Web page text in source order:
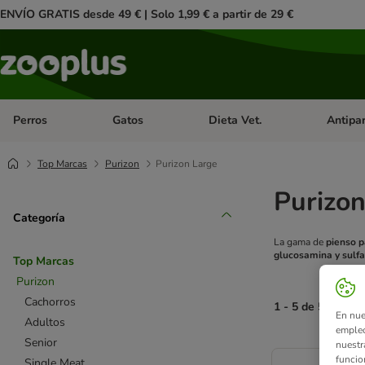
ENVÍO GRATIS desde 49 € | Solo 1,99 € a partir de 29 €
Perros Menú de categoria abierto: Perros
Gatos Menú de categoria abierto: Gatos
Dieta Vet. Menú
Top Marcas Purizon Purizon Large
Categoría
Top Marcas
Purizon
Cachorros
Adultos
Senior
La gama de pienso
glucosamina y
1 - 5 de 5
product items
En